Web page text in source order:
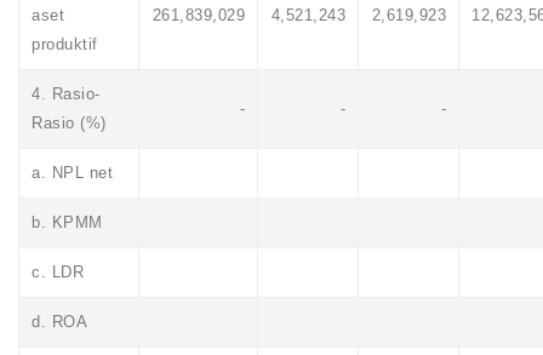
aset
produktif
261,839,029 4,521,243 2,619,923
4. Rasio-
Rasio (%)
- - -
a. NPL net
b. KPMM
c. LDR
d. ROA